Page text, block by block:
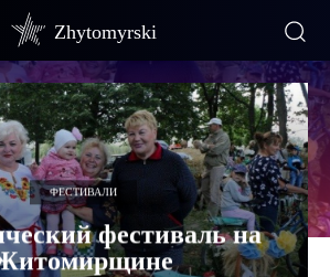
Zhytomyrski
ФЕСТИВАЛИ
фестиваль на